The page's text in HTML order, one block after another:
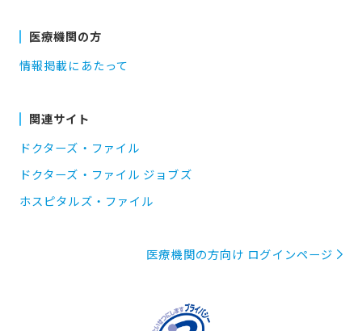
医療機関の方
情報掲載にあたって
関連サイト
ドクターズ・ファイル
ドクターズ・ファイル ジョブズ
ホスピタルズ・ファイル
医療機関の方向け ログインページ